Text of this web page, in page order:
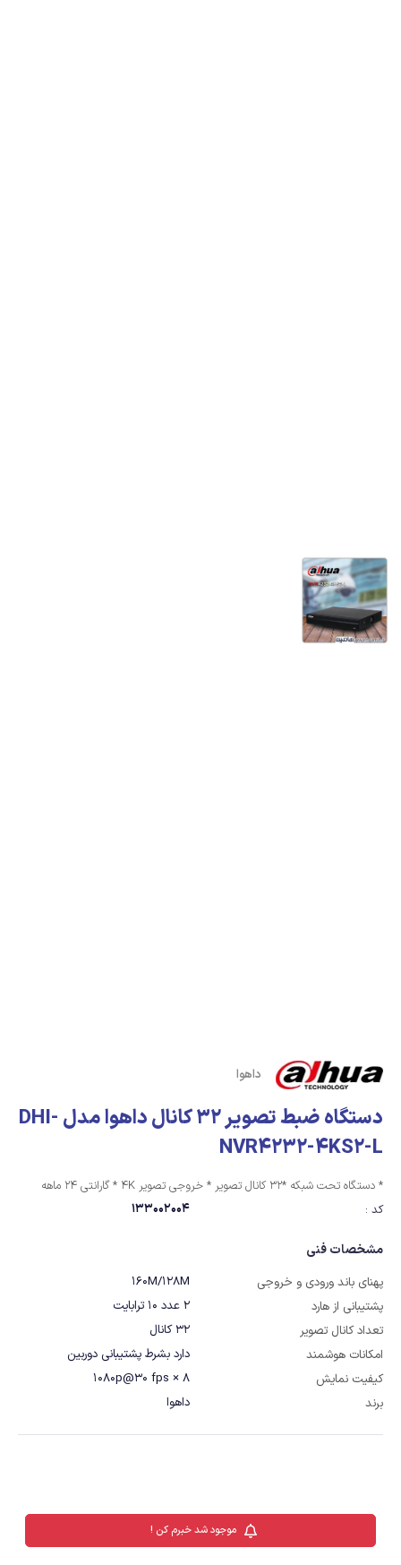
داهوا
دستگاه ضبط تصویر 32 کانال داهوا مدل DHI-
NVR4232-4KS2-L
* دستگاه تحت شبکه *32 کانال تصویر * خروجی تصویر 4K * گارانتی 24 ماهه
کد :
133002004
مشخصات فنی
پهنای باند ورودی و خروجی
160M/128M
پشتیبانی از هارد
2 عدد 10 ترابایت
تعداد کانال تصویر
32 کانال
امکانات هوشمند
دارد بشرط پشتیبانی دوربین
کیفیت نمایش
8 × 1080p@30 fps
برند
داهوا
موجود شد خبرم کن !